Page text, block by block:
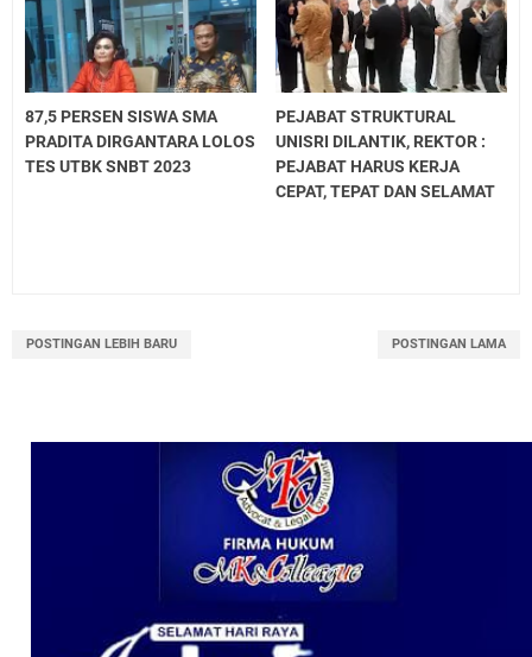
87,5 PERSEN SISWA SMA
PRADITA DIRGANTARA LOLOS
TES UTBK SNBT 2023
PEJABAT STRUKTURAL
UNISRI DILANTIK, REKTOR :
PEJABAT HARUS KERJA
CEPAT, TEPAT DAN SELAMAT
POSTINGAN LEBIH BARU POSTINGAN LAMA